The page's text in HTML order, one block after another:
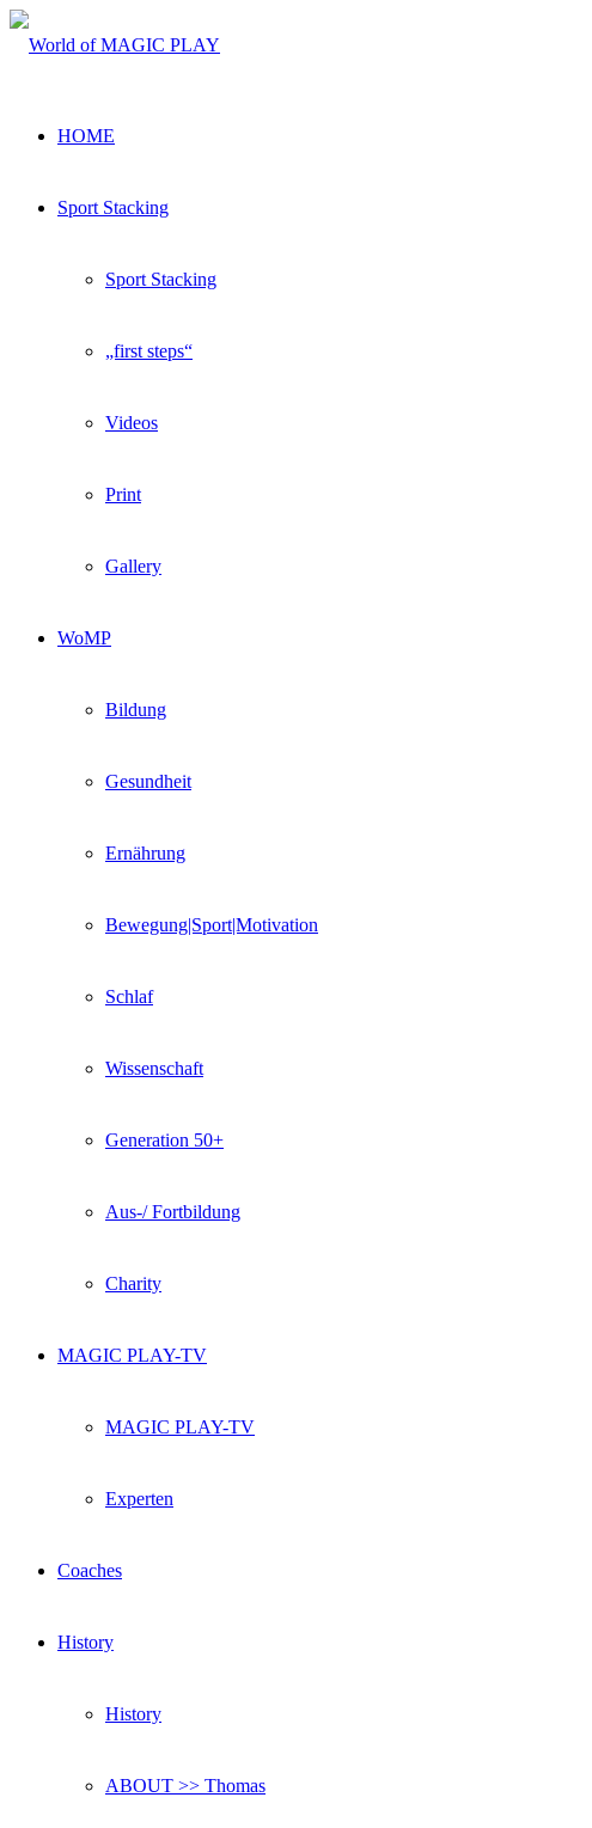
HOME
Sport Stacking
Sport Stacking
„first steps“
Videos
Print
Gallery
WoMP
Bildung
Gesundheit
Ernährung
Bewegung|Sport|Motivation
Schlaf
Wissenschaft
Generation 50+
Aus-/ Fortbildung
Charity
MAGIC PLAY-TV
MAGIC PLAY-TV
Experten
Coaches
History
History
ABOUT >> Thomas